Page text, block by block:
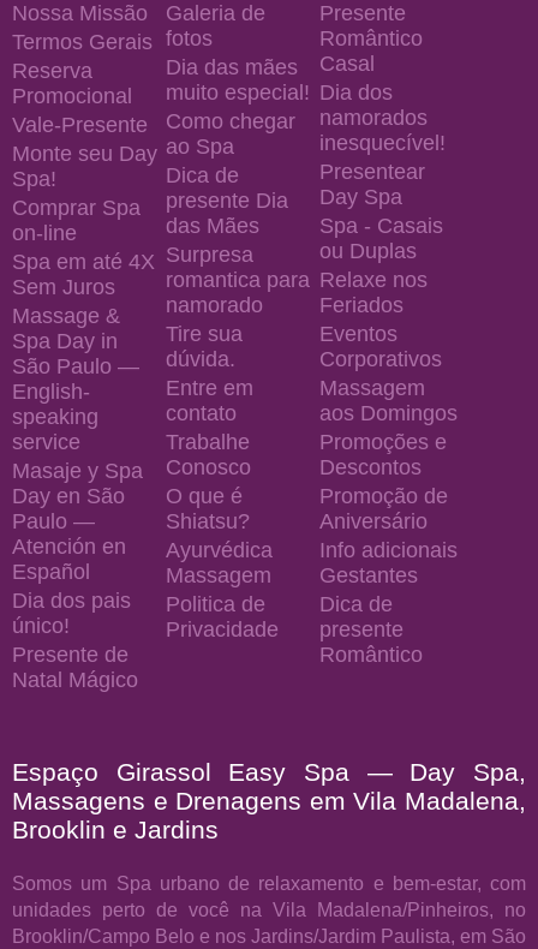
Nossa Missão
Termos Gerais
Reserva
Promocional
Vale-Presente
Monte seu Day
Spa!
Comprar Spa
on-line
Spa em até 4X
Sem Juros
Massage &
Spa Day in
São Paulo —
English-
speaking
service
Masaje y Spa
Day en São
Paulo —
Atención en
Español
Dia dos pais
único!
Presente de
Natal Mágico
Galeria de
fotos
Dia das mães
muito especial!
Como chegar
ao Spa
Dica de
presente Dia
das Mães
Surpresa
romantica para
namorado
Tire sua
dúvida.
Entre em
contato
Trabalhe
Conosco
O que é
Shiatsu?
Ayurvédica
Massagem
Politica de
Privacidade
Presente
Romântico
Casal
Dia dos
namorados
inesquecível!
Presentear
Day Spa
Spa - Casais
ou Duplas
Relaxe nos
Feriados
Eventos
Corporativos
Massagem
aos Domingos
Promoções e
Descontos
Promoção de
Aniversário
Info adicionais
Gestantes
Dica de
presente
Romântico
Espaço Girassol Easy Spa — Day Spa,
Massagens e Drenagens em Vila Madalena,
Brooklin e Jardins
Somos um Spa urbano de relaxamento e bem-estar, com
unidades perto de você na Vila Madalena/Pinheiros, no
Brooklin/Campo Belo e nos Jardins/Jardim Paulista, em São